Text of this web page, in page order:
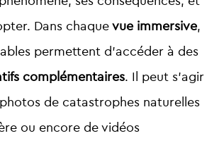
Dans chaquevue immersive,
permettent d’accéder à des
complémentaires. Il peut s’agir
de catastrophes naturelles
ou encore de vidéos